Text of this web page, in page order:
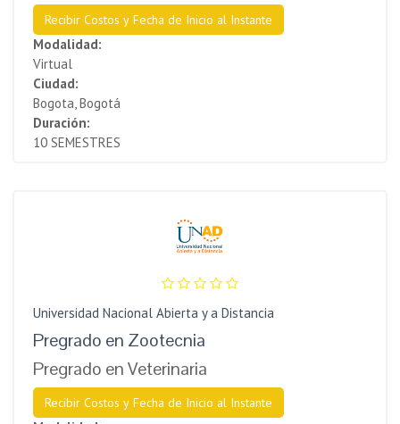
Recibir Costos y Fecha de Inicio al Instante
Modalidad:
Virtual
Ciudad:
Bogota, Bogotá
Duración:
10 SEMESTRES
Universidad Nacional Abierta y a Distancia
Pregrado en Zootecnia
Pregrado en Veterinaria
Recibir Costos y Fecha de Inicio al Instante